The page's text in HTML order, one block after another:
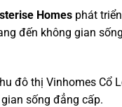
Homes phát
đến không gian
đô thị Vinhomes Cổ
sống đẳng cấp.